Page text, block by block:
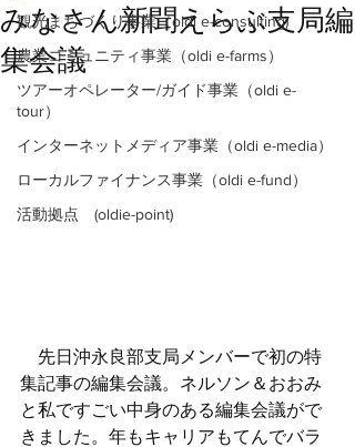
観光まちづくり事業（oldi e-consulting)
農業コミュニティ事業（oldi e-farms）
ツアーオペレーター/ガイド事業（oldi e-
tour）
インターネットメディア事業（oldi e-media）
ローカルファイナンス事業（oldi e-fund）
活動拠点 (oldie-point)
みなさん新聞えらぶ支局編
集会議
先日沖永良部支局メンバーで初の特
集記事の編集会議。ネルソン＆おおみ
と私ですごい中身のある編集会議がで
きました。年もキャリアもてんでバラ